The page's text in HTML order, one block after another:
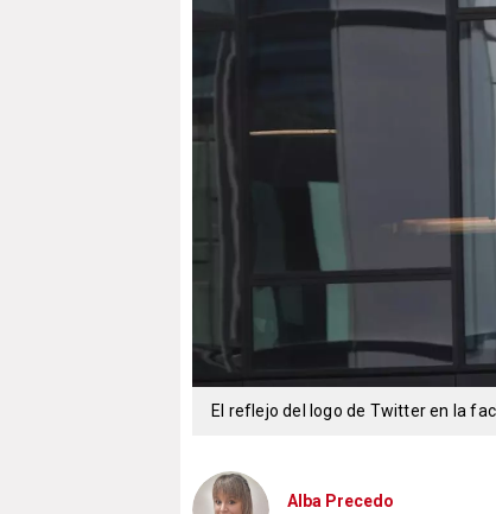
El reflejo del logo de Twitter en la
Alba Precedo